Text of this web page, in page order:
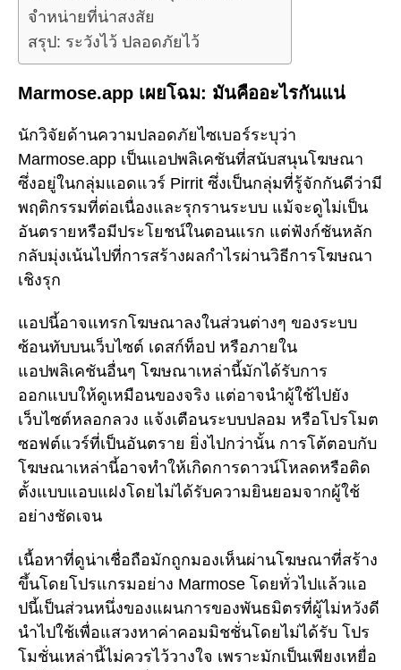
จำหน่ายที่น่าสงสัย
สรุป: ระวังไว้ ปลอดภัยไว้
Marmose.app เผยโฉม: มันคืออะไรกันแน่
นักวิจัยด้านความปลอดภัยไซเบอร์ระบุว่า
Marmose.app เป็นแอปพลิเคชันที่สนับสนุนโฆษณา
ซึ่งอยู่ในกลุ่มแอดแวร์ Pirrit ซึ่งเป็นกลุ่มที่รู้จักกันดีว่ามี
พฤติกรรมที่ต่อเนื่องและรุกรานระบบ แม้จะดูไม่เป็น
อันตรายหรือมีประโยชน์ในตอนแรก แต่ฟังก์ชันหลัก
กลับมุ่งเน้นไปที่การสร้างผลกำไรผ่านวิธีการโฆษณา
เชิงรุก
แอปนี้อาจแทรกโฆษณาลงในส่วนต่างๆ ของระบบ
ซ้อนทับบนเว็บไซต์ เดสก์ท็อป หรือภายใน
แอปพลิเคชันอื่นๆ โฆษณาเหล่านี้มักได้รับการ
ออกแบบให้ดูเหมือนของจริง แต่อาจนำผู้ใช้ไปยัง
เว็บไซต์หลอกลวง แจ้งเตือนระบบปลอม หรือโปรโมต
ซอฟต์แวร์ที่เป็นอันตราย ยิ่งไปกว่านั้น การโต้ตอบกับ
โฆษณาเหล่านี้อาจทำให้เกิดการดาวน์โหลดหรือติด
ตั้งแบบแอบแฝงโดยไม่ได้รับความยินยอมจากผู้ใช้
อย่างชัดเจน
เนื้อหาที่ดูน่าเชื่อถือมักถูกมองเห็นผ่านโฆษณาที่สร้าง
ขึ้นโดยโปรแกรมอย่าง Marmose โดยทั่วไปแล้วแอ
ปนี้เป็นส่วนหนึ่งของแผนการของพันธมิตรที่ผู้ไม่หวังดี
นำไปใช้เพื่อแสวงหาค่าคอมมิชชั่นโดยไม่ได้รับ โปร
โมชั่นเหล่านี้ไม่ควรไว้วางใจ เพราะมักเป็นเพียงเหยื่อ